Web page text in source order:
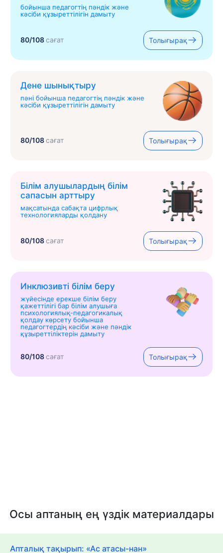
бойынша педагогтің пәндік және
кәсіби құзыреттілігін дамыту
80/108сағат Толығырақ
Дене шынықтыру
пәні бойынша педагогтің пәндік және
кәсіби құзыреттілігін дамыту
80/108сағат Толығырақ
Білім алушылардың білім
сапасын арттыру
мақсатында сабақта цифрлық
технологияларды қолдану
80/108сағат Толығырақ
Инклюзивті білім беру
жүйесінде ерекше білім беру
қажеттілігі бар білім алушыға
психологиялық-педагогикалық
қолдау көрсету бойынша
педагогтердің кәсіби және пәндік
құзыреттіліктерін дамыту
80/108сағат Толығырақ
Осы аптаның ең үздік материалдары
Апталық тақырып: «Ас атасы-нан»